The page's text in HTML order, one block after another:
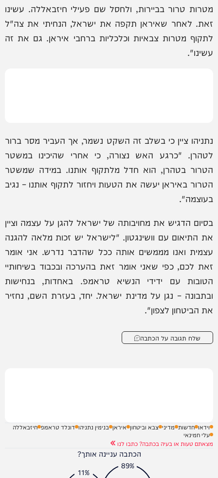
מטרות טרור בביירות, ולחסל שם פעילי חיזבאללה. עשינו
זאת. לאחר שאיראן תקפה את ישראל, הנחיתי את צה"ל
לתקוף מטרות צבאיות וכלכליות ברחבי איראן. גם את זה
עשינו".
נתניהו ציין כי בשלב זה השקט נשמר, אך העביר מסר ברור
לטהרן. "כרגע האש נצורה, כי אחרי שהיכינו במשטר
הטרור בטהרן, הוא חדל מלתקוף אותנו. במידה שמשטר
הטרור באיראן יעשה את הטעות ויחזור לתקוף אותנו – נגיב
בעוצמה".
בסיום הדגיש את מחויבותה של ישראל להגן על עצמה וציין
את התיאום עם וושינגטון. "לישראל יש זכות מלאה להגנה
עצמית ואנו מממשים אותה ככל שהדבר נדרש. אני אומר
זאת לכם, כפי שאני אומר זאת בהערכה ובכבוד בשיחותיי
הטובות עם ידידי הנשיא טראמפ. באחדות, בנחישות
ובתבונה – נגן על מדינת ישראל. יחד, בעזרת השם, נחזיר
את הביטחון לצפון".
שלח תגובה על הכתבה
וידאו חדשות מדיני צבא וביטחון איראן בנימין נתניהו דונלד טראמפ חיזבאללה
עלי חמינאי
מצאתם טעות או בעיה בכתבה? כתבו לנו
הכתבה עניינה אותך?
89%
11%